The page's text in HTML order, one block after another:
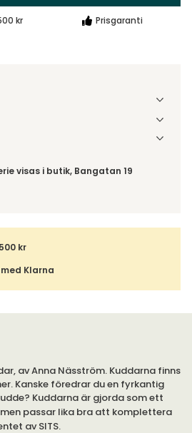
kr Prisgaranti
val' för fraktinformation på din
visas i butik, Bangatan 19
kr
Klarna
av Anna Näsström. Kuddarna finns
Kanske föredrar du en fyrkantig
Kuddarna är gjorda som ett
passar lika bra att komplettera
av SITS.